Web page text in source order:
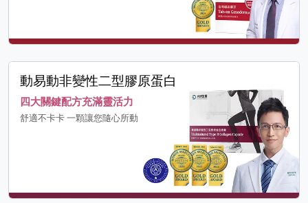
動易動非變性二型膠原蛋白
四大關鍵配方充滿靈活力
舒適不卡卡 一顆讓您隨心所動